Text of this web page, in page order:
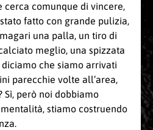
cerca comunque di vincere,
fatto con grande pulizia,
una palla, un tiro di
meglio, una spizzata
che siamo arrivati
parecchie volte all’area,
però noi dobbiamo
stiamo costruendo